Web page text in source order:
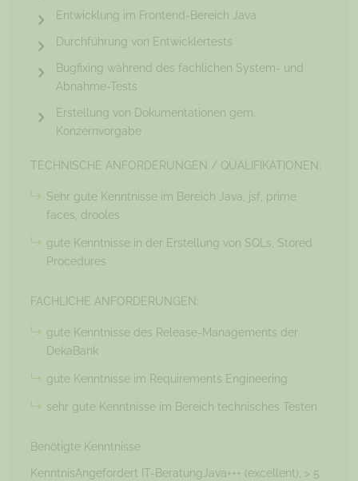
Entwicklung im Frontend-Bereich Java
Durchführung von Entwicklertests
Bugfixing während des fachlichen System- und
Abnahme-Tests
Erstellung von Dokumentationen gem.
Konzernvorgabe
TECHNISCHE ANFORDERUNGEN / QUALIFIKATIONEN:
Sehr gute Kenntnisse im Bereich Java, jsf, prime
faces, drooles
gute Kenntnisse in der Erstellung von SQLs, Stored
Procedures
FACHLICHE ANFORDERUNGEN:
gute Kenntnisse des Release-Managements der
DekaBank
gute Kenntnisse im Requirements Engineering
sehr gute Kenntnisse im Bereich technisches Testen
Benötigte Kenntnisse
KenntnisAngefordert IT-BeratungJava+++ (excellent), > 5